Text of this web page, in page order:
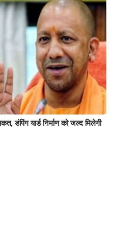
डंपिंग यार्ड निर्माण को जल्द मिलेगी